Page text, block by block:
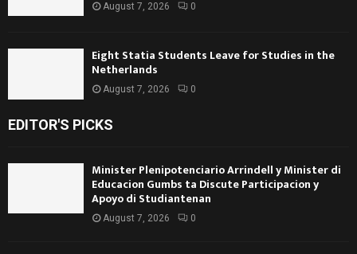
August 7, 2026 0
Eight Statia Students Leave for Studies in the
Netherlands
August 7, 2026 0
EDITOR'S PICKS
Minister Plenipotenciario Arrindell y Minister di
Educacion Gumbs ta Discute Participacion y
Apoyo di Studiantenan
August 7, 2026 0